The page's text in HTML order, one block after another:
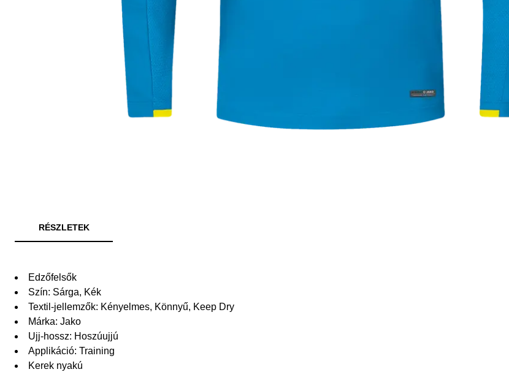
RÉSZLETEK
Edzőfelsők
Szín: Sárga, Kék
Textil-jellemzők: Kényelmes, Könnyű, Keep Dry
Márka: Jako
Ujj-hossz: Hoszúujjú
Applikáció: Training
Kerek nyakú